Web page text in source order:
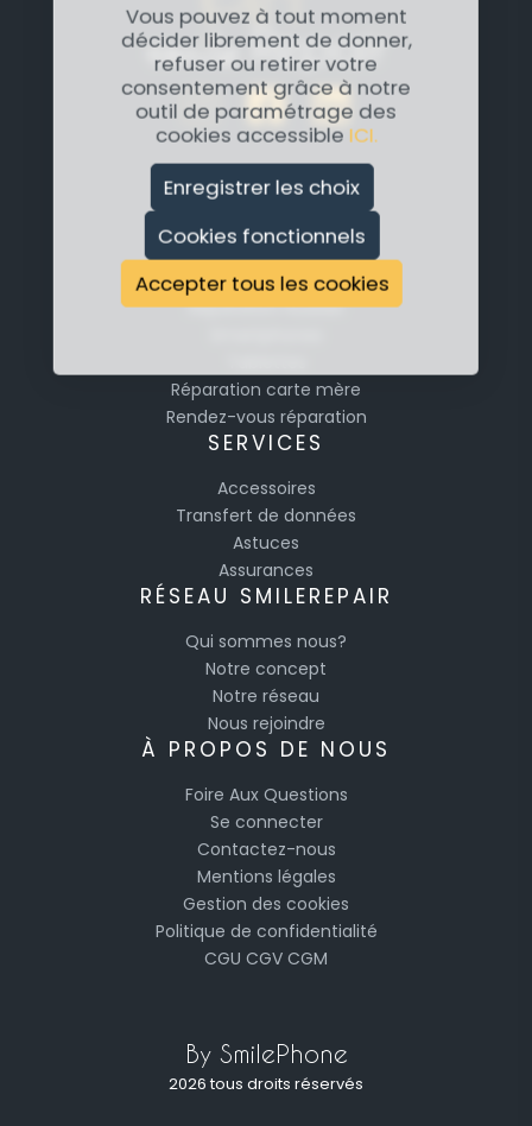
Vous pouvez à tout moment
décider librement de donner,
refuser ou retirer votre
consentement grâce à notre
outil de paramétrage des
cookies accessible ICI.
Enregistrer les choix
Cookies fonctionnels
Accepter tous les cookies
RÉPARATION
Réparation Apple
Réparation Samsung
Réparation Huawei
Réparation carte mère
Rendez-vous réparation
SERVICES
Accessoires
Transfert de données
Astuces
Assurances
RÉSEAU SMILEREPAIR
Qui sommes nous?
Notre concept
Notre réseau
Nous rejoindre
À PROPOS DE NOUS
Foire Aux Questions
Se connecter
Contactez-nous
Mentions légales
Gestion des cookies
Politique de confidentialité
CGU CGV CGM
By SmilePhone
2026 tous droits réservés